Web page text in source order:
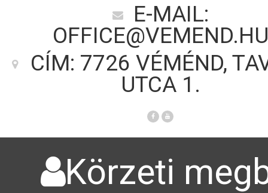
E-MAIL:
OFFICE@VEMEND.HU
CÍM: 7726 VÉMÉND,
UTCA 1.
Körzeti